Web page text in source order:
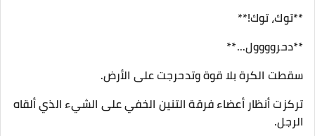
**توك، توك!**
**دحروووول...**
سقطت الكرة بلا قوة وتدحرجت على الأرض.
تركزت أنظار أعضاء فرقة التنين الخفي على الشيء الذي ألقاه
الرجل.